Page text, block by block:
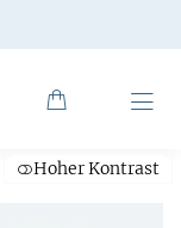
Hoher Kontrast